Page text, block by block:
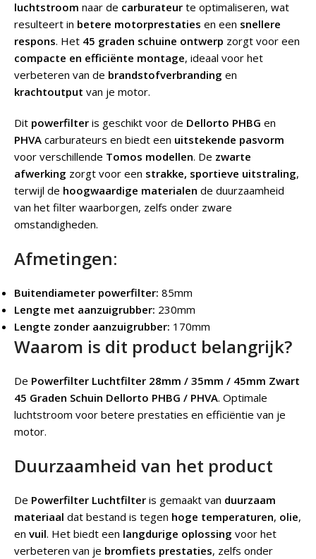
luchtstroom naar de carburateur te optimaliseren, wat
resulteert in betere motorprestaties en een snellere
respons. Het 45 graden schuine ontwerp zorgt voor een
compacte en efficiënte montage, ideaal voor het
verbeteren van de brandstofverbranding en
krachtoutput van je motor.
Dit powerfilter is geschikt voor de Dellorto PHBG en
PHVA carburateurs en biedt een uitstekende pasvorm
voor verschillende Tomos modellen. De zwarte
afwerking zorgt voor een strakke, sportieve uitstraling,
terwijl de hoogwaardige materialen de duurzaamheid
van het filter waarborgen, zelfs onder zware
omstandigheden.
Afmetingen:
Buitendiameter powerfilter: 85mm
Lengte met aanzuigrubber: 230mm
Lengte zonder aanzuigrubber: 170mm
Waarom is dit product belangrijk?
De Powerfilter Luchtfilter 28mm / 35mm / 45mm Zwart
45 Graden Schuin Dellorto PHBG / PHVA. Optimale
luchtstroom voor betere prestaties en efficiëntie van je
motor.
Duurzaamheid van het product
De Powerfilter Luchtfilter is gemaakt van duurzaam
materiaal dat bestand is tegen hoge temperaturen, olie,
en vuil. Het biedt een langdurige oplossing voor het
verbeteren van je bromfiets prestaties, zelfs onder